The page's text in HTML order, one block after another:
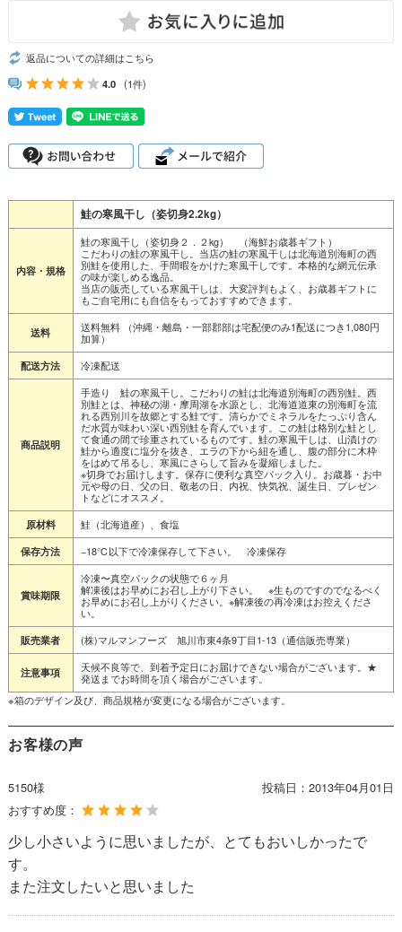
返品についての詳細はこちら
4.0 (1件)
鮭の寒風干し（姿切身2.2kg）
内容・規格
鮭の寒風干し（姿切身２．２kg） （海鮮お歳暮ギフト）
こだわりの鮭の寒風干し。当店の鮭の寒風干しは北海道別海町の西
別鮭を使用した、手間暇をかけた寒風干しです。本格的な網元伝承
の味が楽しめる逸品。
当店の販売している寒風干しは、大変評判もよく、お歳暮ギフトに
もご自宅用にも自信をもっておすすめできます。
送料
送料無料 （沖縄・離島・一部郡部は宅配便のみ1配送につき1,080円
加算）
配送方法 冷凍配送
商品説明
手造り 鮭の寒風干し。こだわりの鮭は北海道別海町の西別鮭。西
別鮭とは、神秘の湖・摩周湖を水源とし、北海道道東の別海町を流
れる西別川を故郷とする鮭です。清らかでミネラルをたっぷり含ん
だ水質が味わい深い西別鮭を育んでいます。この鮭は格別な鮭とし
て食通の間で珍重されているものです。鮭の寒風干しは、山漬けの
鮭から適度に塩分を抜き、エラの下から紐を通し、腹の部分に木枠
をはめて吊るし、寒風にさらして旨みを凝縮しました。
※切身でお届けします。保存に便利な真空パック入り。お歳暮・お中
元や母の日、父の日、敬老の日、内祝、快気祝、誕生日、プレゼン
トなどにオススメ。
原材料 鮭（北海道産）、食塩
保存方法 −18℃以下で冷凍保存して下さい。 冷凍保存
賞味期限
冷凍〜真空パックの状態で６ヶ月
解凍後はお早めにお召し上がり下さい。 ※生ものですのでなるべく
お早めにお召し上がりください。※解凍後の再冷凍はお控えくださ
い。
販売業者 (株)マルマンフーズ 旭川市東4条9丁目1-13（通信販売専業）
注意事項
天候不良等で、到着予定日にお届けできない場合がございます。★
発送までお時間を頂く場合がございます。
※箱のデザイン及び、商品規格が変更になる場合がございます。
お客様の声
5150様 投稿日： 2013年04月01日
おすすめ度：
少し小さいように思いましたが、とてもおいしかったで
す。
また注文したいと思いました